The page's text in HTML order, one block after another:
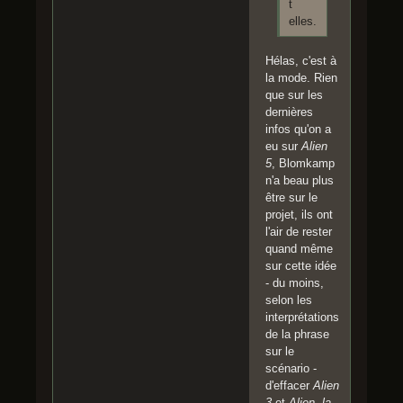
t
elles.
Hélas, c'est à
la mode. Rien
que sur les
dernières
infos qu'on a
eu surAlien
5, Blomkamp
n'a beau plus
être sur le
projet, ils ont
l'air de rester
quand même
sur cette idée
- du moins,
selon les
interprétations
de la phrase
sur le
scénario -
d'effacerAlien